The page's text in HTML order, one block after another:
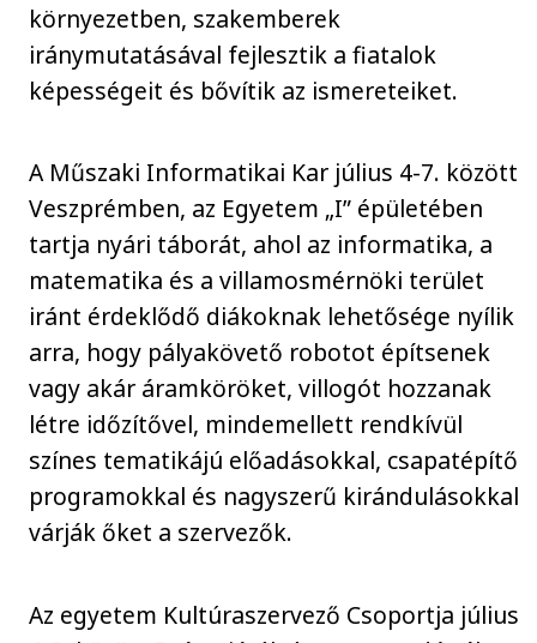
környezetben, szakemberek
iránymutatásával fejlesztik a fiatalok
képességeit és bővítik az ismereteiket.
A Műszaki Informatikai Kar július 4-7. között
Veszprémben, az Egyetem „I” épületében
tartja nyári táborát, ahol az informatika, a
matematika és a villamosmérnöki terület
iránt érdeklődő diákoknak lehetősége nyílik
arra, hogy pályakövető robotot építsenek
vagy akár áramköröket, villogót hozzanak
létre időzítővel, mindemellett rendkívül
színes tematikájú előadásokkal, csapatépítő
programokkal és nagyszerű kirándulásokkal
várják őket a szervezők.
Az egyetem Kultúraszervező Csoportja július